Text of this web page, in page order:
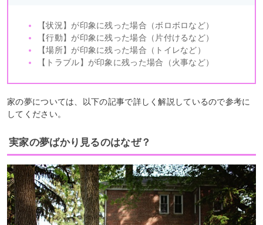
【状況】が印象に残った場合（ボロボロなど）
【行動】が印象に残った場合（片付けるなど）
【場所】が印象に残った場合（トイレなど）
【トラブル】が印象に残った場合（火事など）
家の夢については、以下の記事で詳しく解説しているので参考に
してください。
実家の夢ばかり見るのはなぜ？